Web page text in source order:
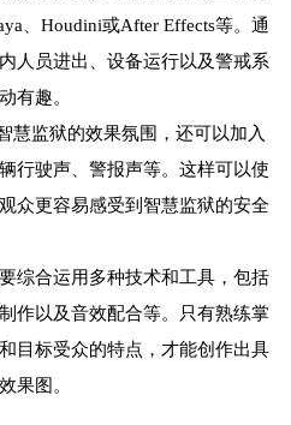
、Houdini或After Effects等。通
人员进出、设备运行以及警戒系
有趣。
慧监狱的效果氛围，还可以加入
行驶声、警报声等。这样可以使
众更容易感受到智慧监狱的安全
综合运用多种技术和工具，包括
作以及音效配合等。只有熟练掌
目标受众的特点，才能创作出具
果图。